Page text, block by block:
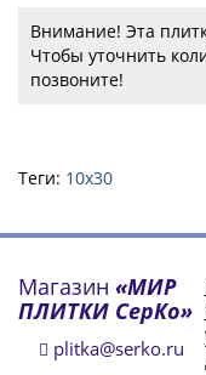
Внимание! Эта
Чтобы уточнить
позвоните!
Теги: 10х30
Магазин «МИР
ПЛИТКИ СерКо»
plitka@serko.ru